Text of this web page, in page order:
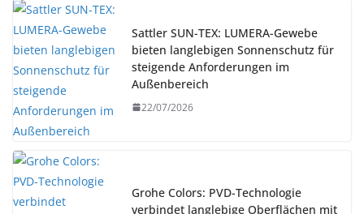
Sattler SUN-TEX: LUMERA-Gewebe
bieten langlebigen Sonnenschutz für
steigende Anforderungen im
Außenbereich
22/07/2026
Grohe Colors: PVD-Technologie
verbindet langlebige Oberflächen mit